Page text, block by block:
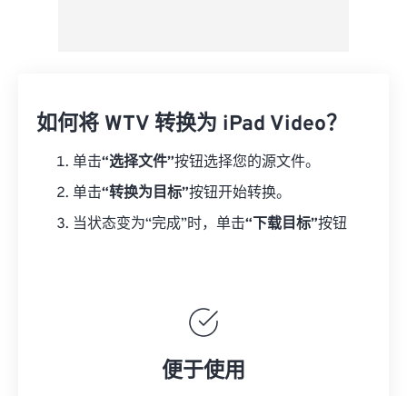
如何将 WTV 转换为 iPad Video？
单击“选择文件”按钮选择您的源文件。
单击“转换为目标”按钮开始转换。
当状态变为“完成”时，单击“下载目标”按钮
便于使用